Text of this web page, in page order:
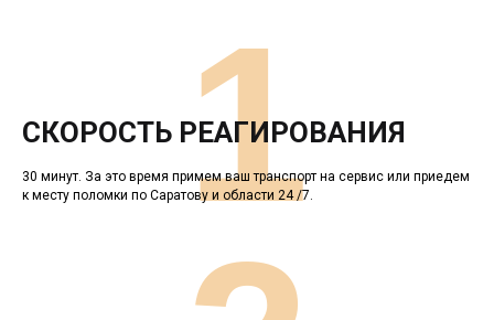
СКОРОСТЬ РЕАГИРОВАНИЯ
30 минут. За это время примем ваш транспорт на сервис или приедем
к месту поломки по Саратову и области 24 /7.
1